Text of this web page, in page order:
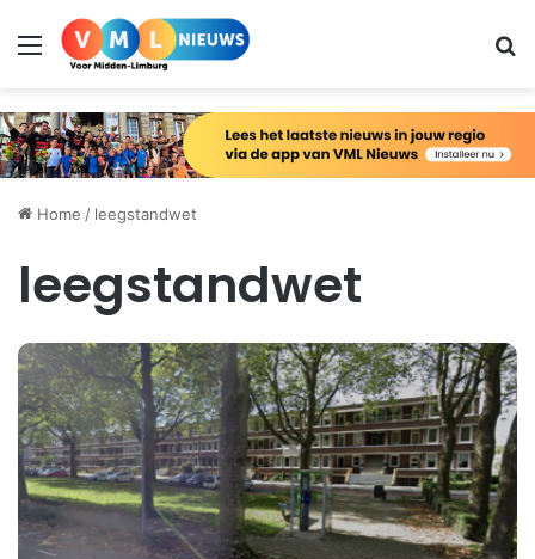
Menu
Home / leegstandwet
leegstandwet